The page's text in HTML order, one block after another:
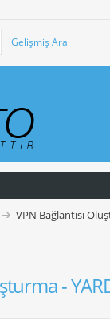
Gelişmiş Ara
VPN Bağlantısı
-